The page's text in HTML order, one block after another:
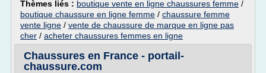
Thèmes liés : boutique vente en ligne chaussures femme /
boutique chaussure en ligne femme / chaussure femme
vente ligne / vente de chaussure de marque en ligne pas
cher / acheter chaussures femmes en ligne
Chaussures en France - portail-
chaussure.com